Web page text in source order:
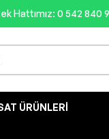
Hattımız: 0 542 840
ÜRÜNLERI